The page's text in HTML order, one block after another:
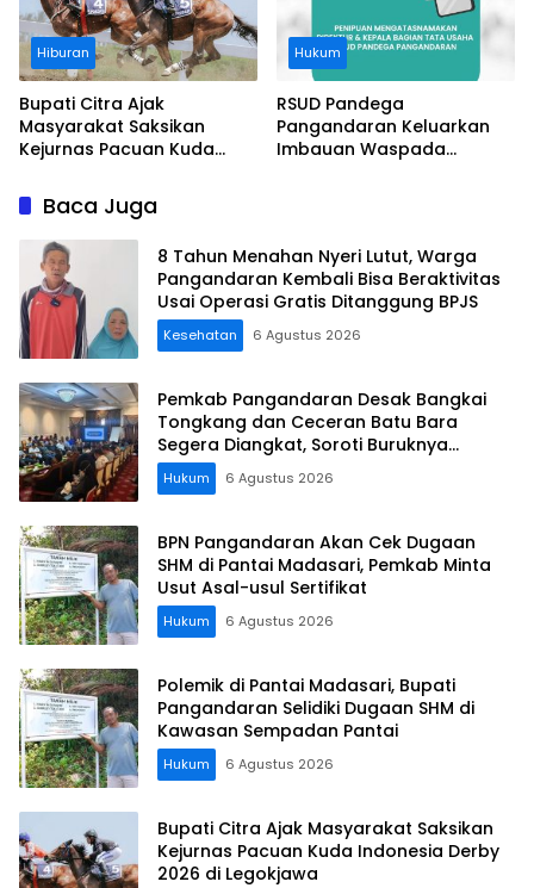
Hiburan
Bupati Citra Ajak
Masyarakat Saksikan
Kejurnas Pacuan Kuda
Legokjawa
Hukum
RSUD Pandega
Pangandaran Keluarkan
Imbauan Waspada
Baca Juga
8 Tahun Menahan Nyeri Lutut, Warga
Pangandaran Kembali Bisa Beraktivitas
Usai Operasi Gratis Ditanggung BPJS
Kesehatan 6 Agustus 2026
Pemkab Pangandaran Desak Bangkai
Tongkang dan Ceceran Batu Bara
Segera Diangkat, Soroti Buruknya
Koordinasi Perusahaan
Hukum 6 Agustus 2026
BPN Pangandaran Akan Cek Dugaan
SHM di Pantai Madasari, Pemkab Minta
Usut Asal-usul Sertifikat
Hukum 6 Agustus 2026
Polemik di Pantai Madasari, Bupati
Pangandaran Selidiki Dugaan SHM di
Kawasan Sempadan Pantai
Hukum 6 Agustus 2026
Bupati Citra Ajak Masyarakat Saksikan
Kejurnas Pacuan Kuda Indonesia Derby
2026 di Legokjawa